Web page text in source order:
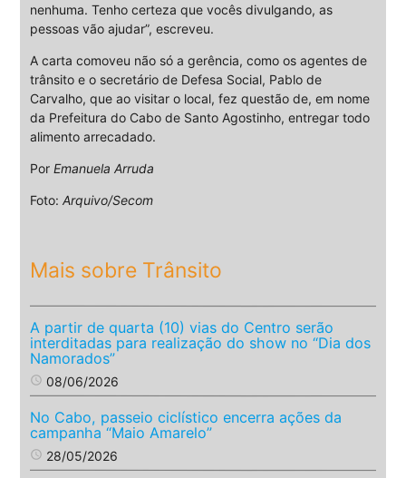
nenhuma. Tenho certeza que vocês divulgando, as
pessoas vão ajudar”, escreveu.
A carta comoveu não só a gerência, como os agentes de
trânsito e o secretário de Defesa Social, Pablo de
Carvalho, que ao visitar o local, fez questão de, em nome
da Prefeitura do Cabo de Santo Agostinho, entregar todo
alimento arrecadado.
Por Emanuela Arruda
Foto: Arquivo/Secom
Mais sobre Trânsito
A partir de quarta (10) vias do Centro serão
interditadas para realização do show no “Dia dos
Namorados”
access_time 08/06/2026
No Cabo, passeio ciclístico encerra ações da
campanha “Maio Amarelo”
access_time 28/05/2026